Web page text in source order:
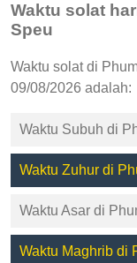
Waktu solat
Speu
Waktu solat di
09/08/2026 adalah:
Waktu Subuh di
Waktu Zuhur di
Waktu Asar di
Waktu Maghrib di